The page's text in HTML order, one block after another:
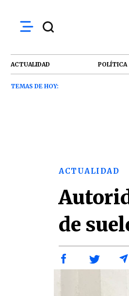
ACTUALIDAD POLÍTICA
TEMAS DE HOY:
ACTUALIDAD
de